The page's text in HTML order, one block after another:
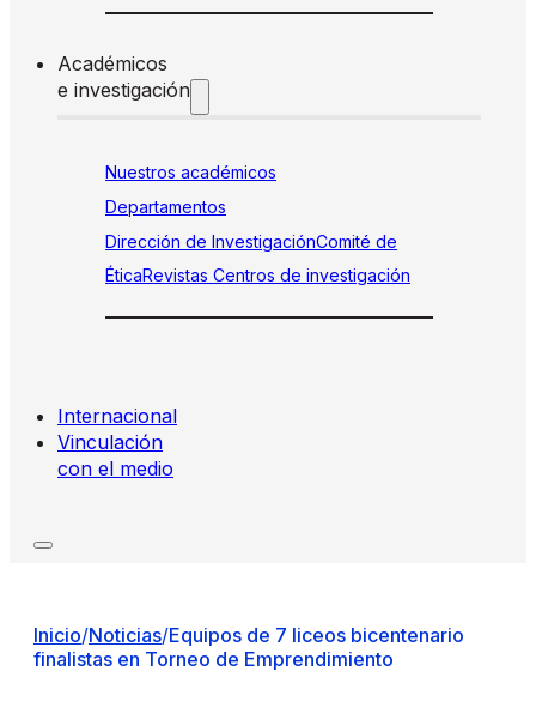
Académicos
e investigación
Nuestros académicos
Departamentos
Dirección de InvestigaciónComité de
ÉticaRevistas Centros de investigación
Internacional
Vinculación
con el medio
Inicio/Noticias/Equipos de 7 liceos bicentenario
finalistas en Torneo de Emprendimiento